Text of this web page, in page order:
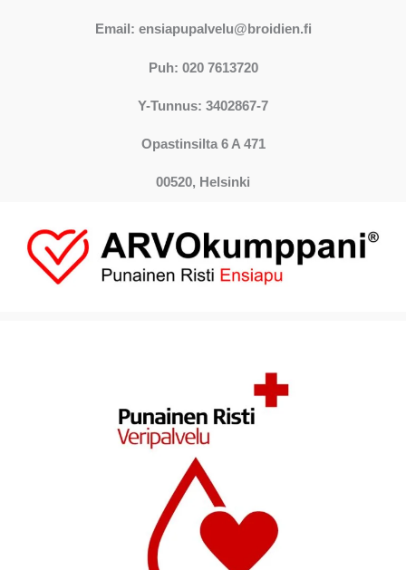
Email: ensiapupalvelu@broidien.fi
Puh: 020 7613720
Y-Tunnus: 3402867-7
Opastinsilta 6 A 471
00520, Helsinki